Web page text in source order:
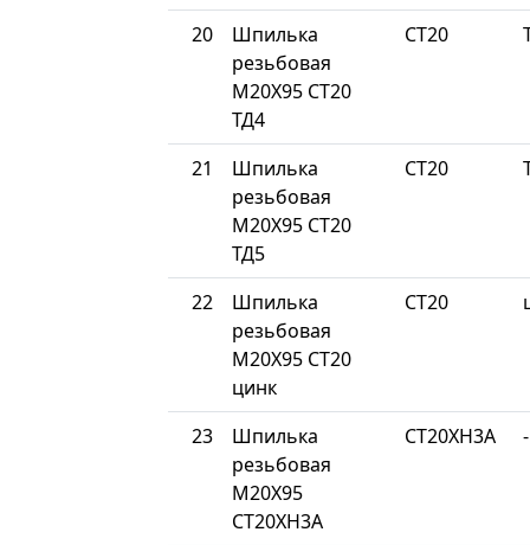
20
Шпилька
резьбовая
М20Х95 СТ20
ТД4
СТ20
21
Шпилька
резьбовая
М20Х95 СТ20
ТД5
СТ20
22
Шпилька
резьбовая
М20Х95 СТ20
цинк
СТ20
23
Шпилька
резьбовая
М20Х95
СТ20ХН3А
СТ20ХН3А -